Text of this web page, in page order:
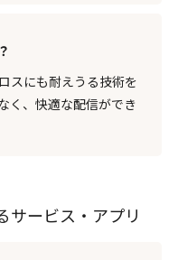
スにも耐えうる技術を
く、快適な配信ができ
サービス・アプリ